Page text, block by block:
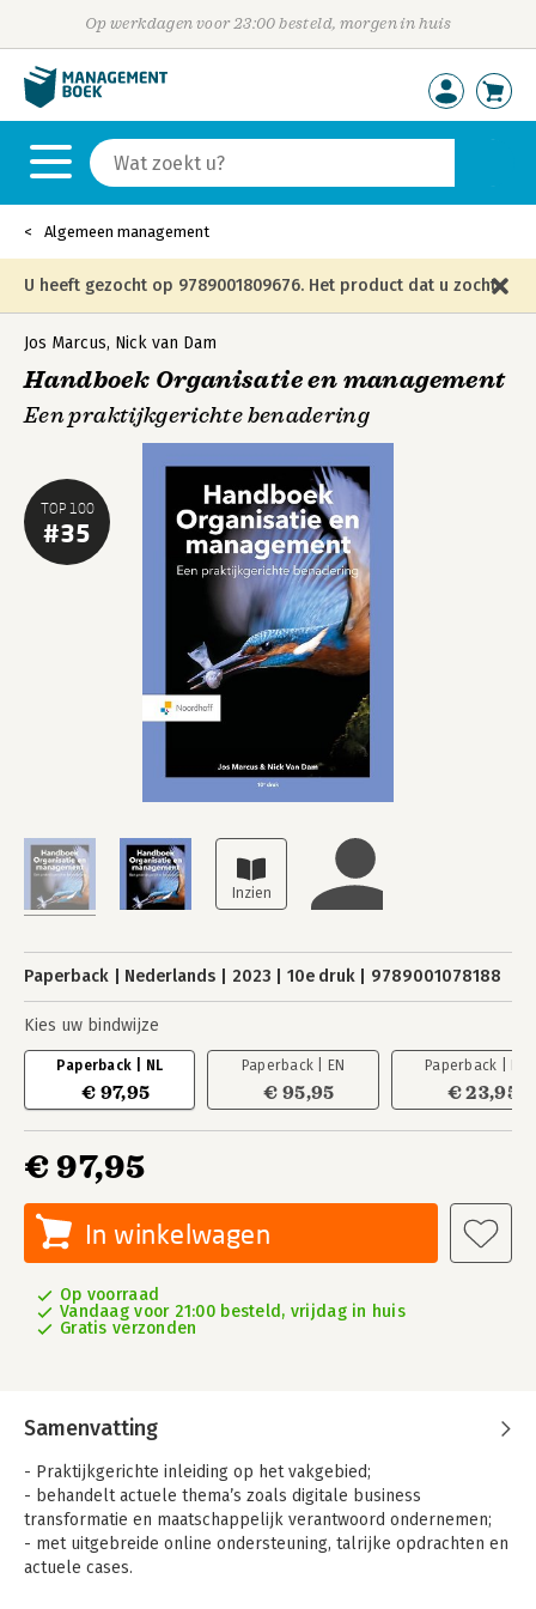
Op werkdagen voor 23:00 besteld, morgen in huis
Algemeen management
U heeft gezocht op 9789001809676. Het product dat u zocht
is niet meer in die editie leverbaar en is vervangen door de
onderstaande editie.
TOP 100
#35
Jos Marcus, Nick van Dam
Handboek Organisatie en management
Een praktijkgerichte benadering
Paperback Nederlands 2023 10e druk 9789001078188
Kies uw bindwijze
Paperback | NL
€ 97,95
Paperback | EN
€ 95,95
Paperback | EN
€ 23,95
€ 97,95
In winkelwagen
Op voorraad
Vandaag voor 21:00 besteld, vrijdag in huis
Gratis verzonden
Samenvatting
- Praktijkgerichte inleiding op het vakgebied;
- behandelt actuele thema’s zoals digitale business
transformatie en maatschappelijk verantwoord ondernemen;
- met uitgebreide online ondersteuning, talrijke opdrachten en
actuele cases.